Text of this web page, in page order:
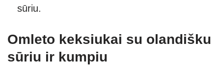
sūriu.
Omleto keksiukai su olandišku
sūriu ir kumpiu